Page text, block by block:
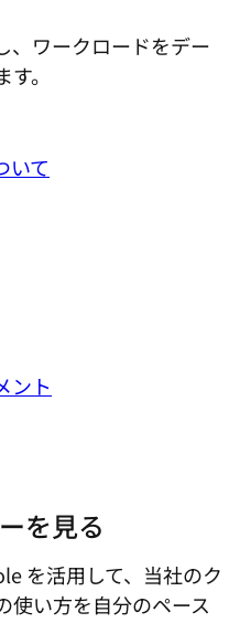
、ワークロードをデー
。
いて
ント
を見る
を活用して、当社のク
使い方を自分のペース